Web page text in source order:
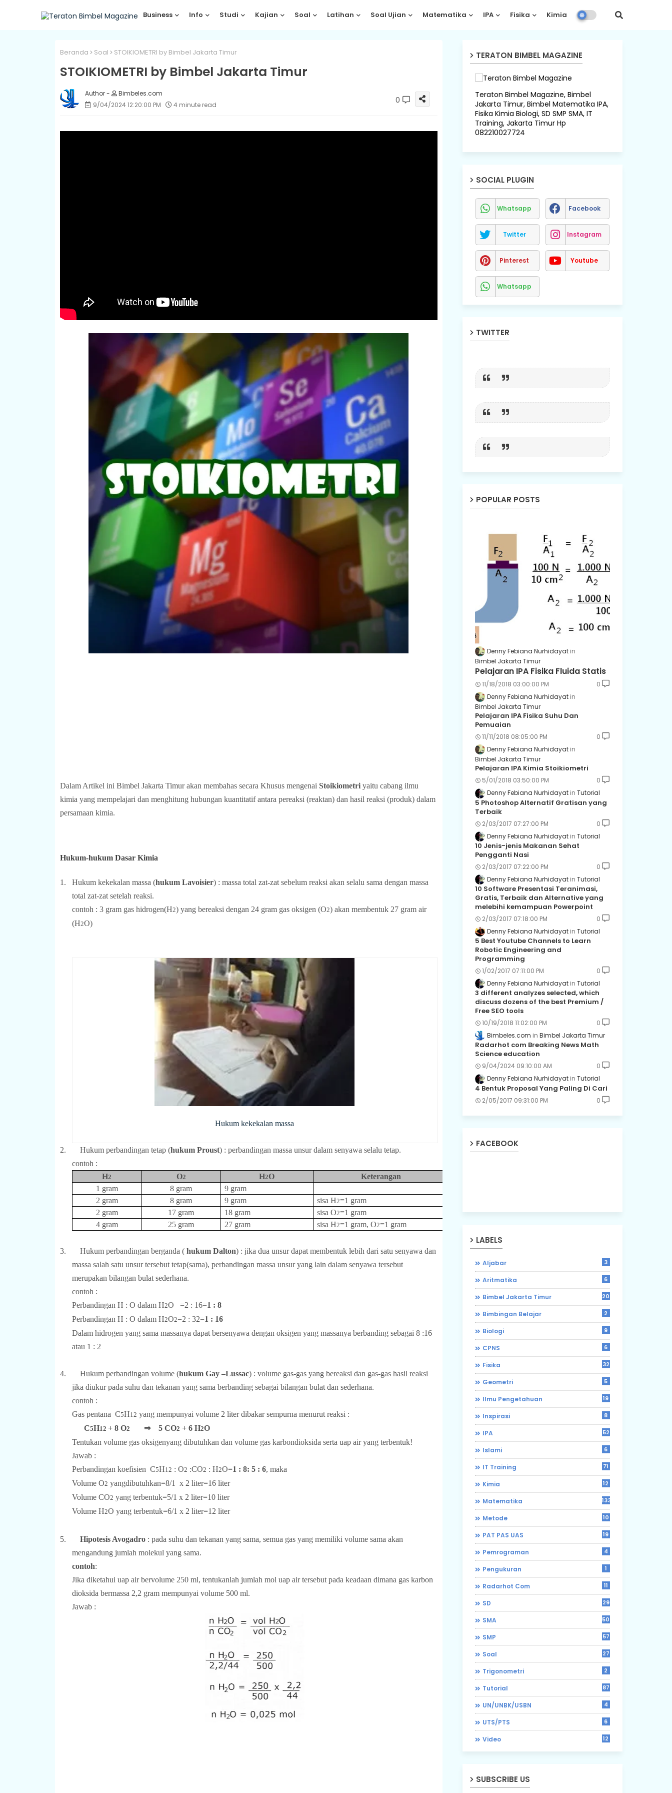
Business Info Studi Kajian Soal Latihan Soal Ujian Matematika IPA Fisika Kimia Biologi
Beranda Soal STOIKIOMETRI by Bimbel Jakarta Timur
STOIKIOMETRI by Bimbel Jakarta Timur
Bimbeles.com
9/04/2024 12:20:00 PM
4 minute read 0
Dalam Artikel ini Bimbel Jakarta Timur akan membahas secara Khusus mengenai Stoikiometri yaitu cabang ilmu
kimia yang mempelajari dan menghitung hubungan kuantitatif antara pereaksi (reaktan) dan hasil reaksi (produk) dalam
persamaan kimia.
Hukum-hukum Dasar Kimia
1. Hukum kekekalan massa (hukum Lavoisier) : massa total zat-zat sebelum reaksi akan selalu sama dengan massa
total zat-zat setelah reaksi.
contoh : 3 gram gas hidrogen(H2) yang bereaksi dengan 24 gram gas oksigen (O2) akan membentuk 27 gram air
(H2O)
Hukum kekekalan massa
2. Hukum perbandingan tetap (hukum Proust) : perbandingan massa unsur dalam senyawa selalu tetap.
contoh :
H2 O2 H2O
Keterangan
1 gram
8 gram
9 gram
2 gram
8 gram 9 gram sisa H2=1 gram
2 gram
17 gram 18 gram sisa O2=1 gram
4 gram
25 gram 27 gram sisa H2=1 gram, O2=1 gram
3. Hukum perbandingan berganda ( hukum Dalton) : jika dua unsur dapat membentuk lebih dari satu senyawa dan
massa salah satu unsur tersebut tetap(sama), perbandingan massa unsur yang lain dalam senyawa tersebut
merupakan bilangan bulat sederhana.
contoh :
Perbandingan H : O dalam H2O =2 : 16=1 : 8
Perbandingan H : O dalam H2O2=2 : 32=1 : 16
Dalam hidrogen yang sama massanya dapat bersenyawa dengan oksigen yang massanya berbanding sebagai 8 :16
atau 1 : 2
4. Hukum perbandingan volume (hukum Gay –Lussac) : volume gas-gas yang bereaksi dan gas-gas hasil reaksi
jika diukur pada suhu dan tekanan yang sama berbanding sebagai bilangan bulat dan sederhana.
contoh :
Gas pentana C5H12 yang mempunyai volume 2 liter dibakar sempurna menurut reaksi :
C5H12 + 8 O2 ⇒ 5 CO2 + 6 H2O
Tentukan volume gas oksigenyang dibutuhkan dan volume gas karbondioksida serta uap air yang terbentuk!
Jawab :
Perbandingan koefisien C5H12 : O2 :CO2 : H2O=1 : 8: 5 : 6, maka
Volume O2 yangdibutuhkan=8/1 x 2 liter=16 liter
Volume CO2 yang terbentuk=5/1 x 2 liter=10 liter
Volume H2O yang terbentuk=6/1 x 2 liter=12 liter
5. Hipotesis Avogadro: pada suhu dan tekanan yang sama, semua gas yang memiliki volume sama akan
mengandung jumlah molekul yang sama.
contoh:
Jika diketahui uap air bervolume 250 ml, tentukanlah jumlah mol uap air tersebut pada keadaan dimana gas karbon
dioksida bermassa 2,2 gram mempunyai volume 500 ml.
Jawab :
TERATON BIMBEL MAGAZINE
Teraton Bimbel Magazine, Bimbel
Jakarta Timur, Bimbel Matematika IPA,
Fisika Kimia Biologi, SD SMP SMA, IT
Training, Jakarta Timur Hp
082210027724
SOCIAL PLUGIN
Whatsapp Facebook
Twitter Instagram
Pinterest Youtube
Whatsapp
TWITTER
POPULAR POSTS
Denny Febiana Nurhidayat
Bimbel Jakarta Timur
Pelajaran IPA Fisika Fluida Statis
11/18/2018 03:00:00 PM
0
Denny Febiana Nurhidayat
Bimbel Jakarta Timur
Pelajaran IPA Fisika Suhu Dan
Pemuaian
11/11/2018 08:05:00 PM
0
Denny Febiana Nurhidayat
Bimbel Jakarta Timur
Pelajaran IPA Kimia Stoikiometri
5/01/2018 03:50:00 PM
0
Denny Febiana Nurhidayat
Tutorial
5 Photoshop Alternatif Gratisan yang
Terbaik
2/03/2017 07:27:00 PM
0
Denny Febiana Nurhidayat
Tutorial
10 Jenis-jenis Makanan Sehat
Pengganti Nasi
2/03/2017 07:22:00 PM
0
Denny Febiana Nurhidayat
Tutorial
10 Software Presentasi Teranimasi,
Gratis, Terbaik dan Alternative yang
melebihi kemampuan Powerpoint
2/03/2017 07:18:00 PM
0
Denny Febiana Nurhidayat
Tutorial
5 Best Youtube Channels to Learn
Robotic Engineering and
Programming
1/02/2017 07:11:00 PM
0
Denny Febiana Nurhidayat
Tutorial
3 different analyzes selected, which
discuss dozens of the best Premium /
Free SEO tools
10/19/2018 11:02:00 PM
0
Bimbeles.com
Bimbel Jakarta Timur
Radarhot com Breaking News Math
Science education
9/04/2024 09:10:00 AM
0
Denny Febiana Nurhidayat
Tutorial
4 Bentuk Proposal Yang Paling Di Cari
2/05/2017 09:31:00 PM 0
FACEBOOK
LABELS
Aljabar 3
Aritmatika 6
Bimbel Jakarta Timur 203
Bimbingan Belajar 2
Biologi 9
CPNS 6
Fisika 32
Geometri 5
Ilmu Pengetahuan 19
Inspirasi 8
IPA 52
Islami 6
IT Training 71
Kimia 12
Matematika 133
Metode 10
PAT PAS UAS 19
Pemrograman 4
Pengukuran 1
Radarhot Com 11
SD 29
SMA 50
SMP 57
Soal 27
Trigonometri 2
Tutorial 87
UN/UNBK/USBN 4
UTS/PTS 6
Video 12
SUBSCRIBE US